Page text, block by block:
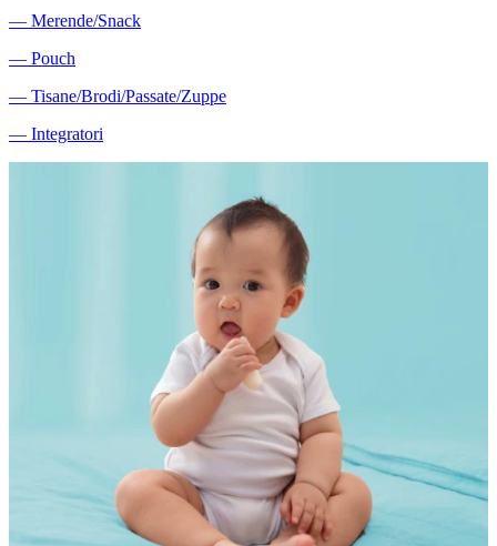
― Merende/Snack
― Pouch
― Tisane/Brodi/Passate/Zuppe
― Integratori